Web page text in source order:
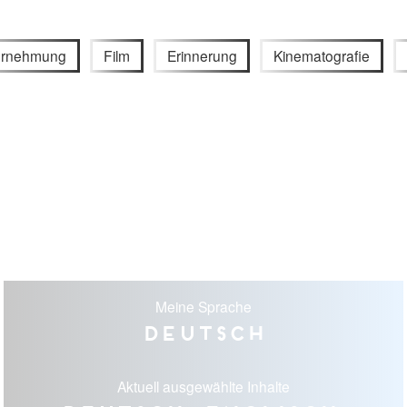
Film Erinnerung Kinematografie
Meine Sprache
Deutsch
Aktuell ausgewählte Inhalte